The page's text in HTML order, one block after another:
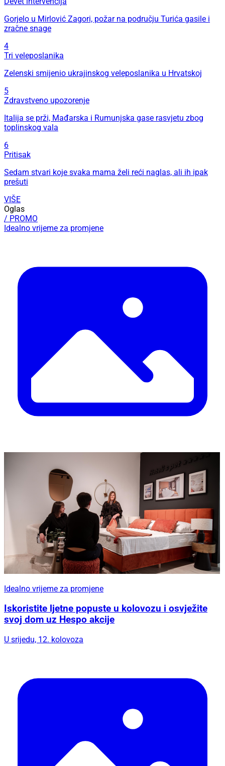
Gorjelo u Mirlović Zagori, požar na području Turića gasile i
zračne snage
4
Tri veleposlanika
Zelenski smijenio ukrajinskog veleposlanika u Hrvatskoj
5
Zdravstveno upozorenje
Italija se prži, Mađarska i Rumunjska gase rasvjetu zbog
toplinskog vala
6
Pritisak
Sedam stvari koje svaka mama želi reći naglas, ali ih ipak
prešuti
VIŠE
Oglas
/ PROMO
Idealno vrijeme za promjene
Idealno vrijeme za promjene
Iskoristite ljetne popuste u kolovozu i osvježite
svoj dom uz Hespo akcije
U srijedu, 12. kolovoza